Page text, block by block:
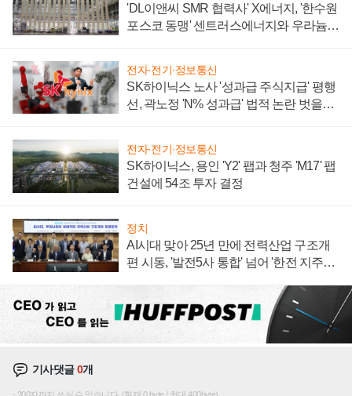
'DL이앤씨 SMR 협력사' X에너지, '한수원
포스코 동맹' 센트러스에너지와 우라늄
전자·전기·정보통신
SK하이닉스 노사 '성과급 주식지급' 평행
선, 곽노정 'N% 성과급' 법적 논란 벗을지
전자·전기·정보통신
SK하이닉스, 용인 'Y2' 팹과 청주 'M17' 팹
건설에 54조 투자 결정
정치
AI시대 맞아 25년 만에 전력산업 구조개
편 시동, '발전5사 통합' 넘어 '한전 지주사'
기사댓글0개